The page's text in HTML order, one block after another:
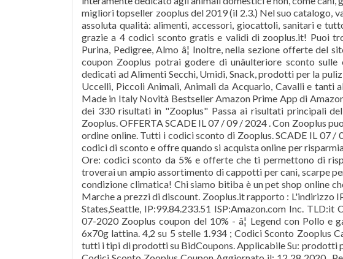
migliori topseller zooplus del 2019 (il 2.3.) Nel suo catalogo,
assoluta qualità: alimenti, accessori, giocattoli, sanitari e
grazie a 4 codici sconto gratis e validi di zooplus.it! Puoi
Purina, Pedigree, Almo â¦ Inoltre, nella sezione offerte del
coupon Zooplus potrai godere di unâulteriore sconto
dedicati ad Alimenti Secchi, Umidi, Snack, prodotti per la
Uccelli, Piccoli Animali, Animali da Acquario, Cavalli e
Made in Italy Novità Bestseller Amazon Prime App di
dei 330 risultati in "Zooplus" Passa ai risultati principali
Zooplus. OFFERTA SCADE IL 07 / 09 / 2024 . Con Zooplus
ordine online. Tutti i codici sconto di Zooplus. SCADE IL 07 /
codici di sconto e offre quando si acquista online per
Ore: codici sconto da 5% e offerte che ti permettono di
troverai un ampio assortimento di cappotti per cani, scarpe
condizione climatica! Chi siamo bitiba è un pet shop online
Marche a prezzi di discount. Zooplus.it rapporto : L'indirizzo
States,Seattle, IP:99.84.233.51 ISP:Amazon.com Inc.
07-2020 Zooplus coupon del 10% - â¦ Legend con Pollo
6x70g lattina. 4,2 su 5 stelle 1.934 ; Codici Sconto Zooplus
tutti i tipi di prodotti su BidCoupons. Applicabile Su: prodotti